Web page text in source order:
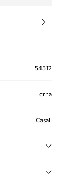
54512
crna
Casall